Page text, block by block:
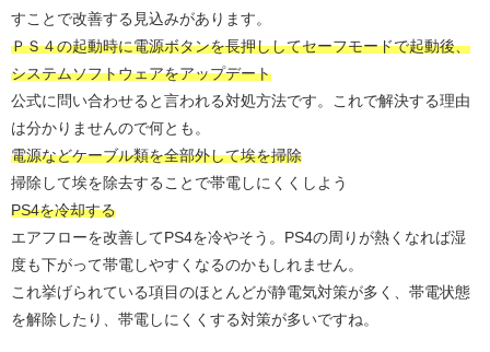
すことで改善する見込みがあります。
ＰＳ４の起動時に電源ボタンを長押ししてセーフモードで起動後、
システムソフトウェアをアップデート
公式に問い合わせると言われる対処方法です。これで解決する理由
は分かりませんので何とも。
電源などケーブル類を全部外して埃を掃除
掃除して埃を除去することで帯電しにくくしよう
PS4を冷却する
エアフローを改善してPS4を冷やそう。PS4の周りが熱くなれば湿
度も下がって帯電しやすくなるのかもしれません。
これ挙げられている項目のほとんどが静電気対策が多く、帯電状態
を解除したり、帯電しにくくする対策が多いですね。